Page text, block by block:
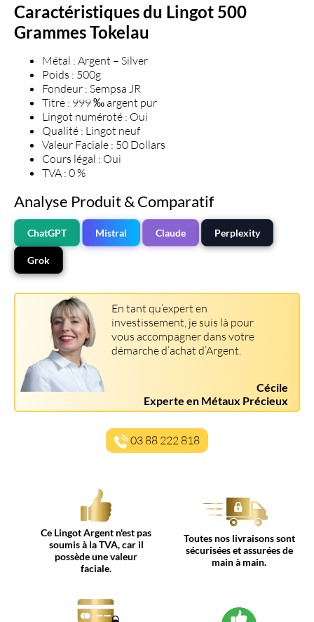
Caractéristiques du Lingot 500
Grammes Tokelau
Métal : Argent – Silver
Poids : 500g
Fondeur : Sempsa JR
Titre : 999 ‰ argent pur
Lingot numéroté : Oui
Qualité : Lingot neuf
Valeur Faciale : 50 Dollars
Cours légal : Oui
TVA : 0 %
Analyse Produit & Comparatif
ChatGPT Mistral Claude Perplexity
Grok
En tant qu’expert en
investissement, je suis là pour
vous accompagner dans votre
démarche d’achat d’Argent.
Cécile
Experte en Métaux Précieux
03 88 222 818
Ce Lingot Argent n'est pas
soumis à la TVA, car il
possède une valeur
faciale.
Toutes nos livraisons sont
sécurisées et assurées de
main à main.